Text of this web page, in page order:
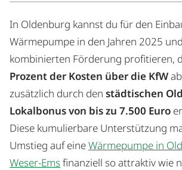
In Oldenburg kannst du für den
Wärmepumpe in den Jahren 2025
kombinierten Förderung profitieren,
Prozent der Kosten über die KfW
zusätzlich durch denstädtischen
Lokalbonus von bis zu 7.500 Euro
Diese kumulierbare Unterstützung
Umstieg auf eineWärmepumpe in
Weser-Emsfinanziell so attraktiv wie